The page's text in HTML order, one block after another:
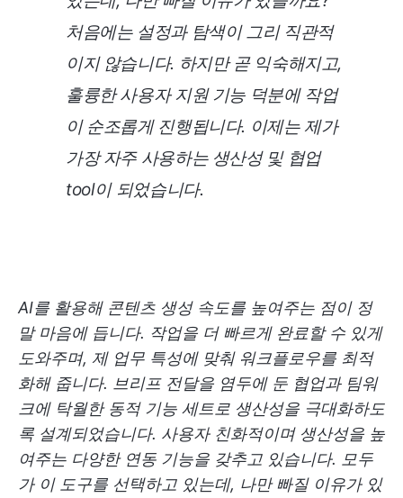
처음에는 설정과 탐색이 그리 직관적
이지 않습니다. 하지만 곧 익숙해지고,
훌륭한 사용자 지원 기능 덕분에 작업
이 순조롭게 진행됩니다. 이제는 제가
가장 자주 사용하는 생산성 및 협업
tool이 되었습니다.
AI를 활용해 콘텐츠 생성 속도를 높여주는 점이 정
말 마음에 듭니다. 작업을 더 빠르게 완료할 수 있게
도와주며, 제 업무 특성에 맞춰 워크플로우를 최적
화해 줍니다. 브리프 전달을 염두에 둔 협업과 팀워
크에 탁월한 동적 기능 세트로 생산성을 극대화하도
록 설계되었습니다. 사용자 친화적이며 생산성을 높
여주는 다양한 연동 기능을 갖추고 있습니다. 모두
가 이 도구를 선택하고 있는데, 나만 빠질 이유가 있